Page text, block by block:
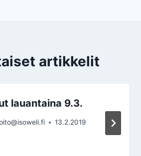
artikkelit
lauantaina 9.3.
13.2.2019